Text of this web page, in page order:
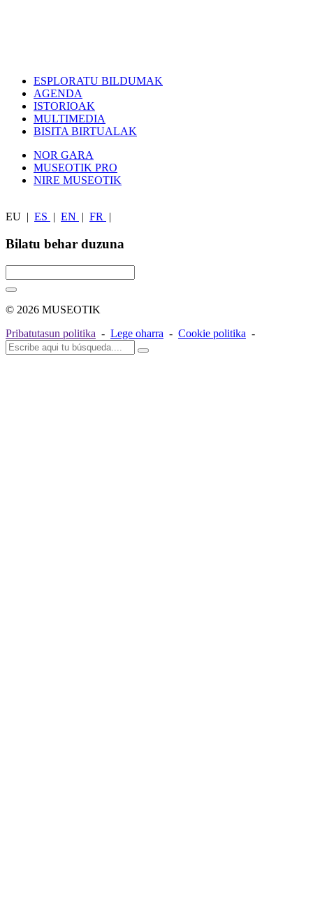
ESPLORATU BILDUMAK
AGENDA
ISTORIOAK
MULTIMEDIA
BISITA BIRTUALAK
NOR GARA
MUSEOTIK PRO
NIRE MUSEOTIK
EU | ES | EN | FR |
Bilatu behar duzuna
© 2026 MUSEOTIK
Pribatutasun politika - Lege oharra - Cookie politika -